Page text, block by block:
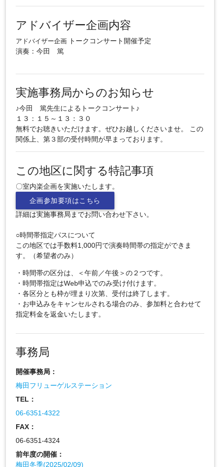
アドバイザー企画内容
アドバイザー企画トークコンサート開催予定
演奏：今田 篤
実施事務局からのお知らせ
♪今田 篤先生によるトークコンサート♪
１３：１５～１３：３０
無料でお聴きいただけます。ぜひお越しくださいませ。 この
関係上、第３部の受付時間が早まっております。
この地区に関する特記事項
〇室内楽企画を実施いたします。
企画参加要項はこちら
詳細は実施事務局までお問い合わせ下さい。
○時間帯指定パスについて
この地区では手数料1,000円で演奏時間帯の指定ができま
す。（希望者のみ）
・時間帯の区分は、＜午前／午後＞の２つです。
・時間帯指定はWeb申込でのみ受け付けます。
・各区分とも枠が埋まり次第、受付は終了します。
・お申込みをキャンセルされる場合のみ、参加料と合わせて
指定料金を返金いたします。
事務局
開催事務局：
梅田フリューゲルステーション
TEL：
06-6351-4322
FAX：
06-6351-4324
前年度の開催：
梅田冬季(2025/02/09)